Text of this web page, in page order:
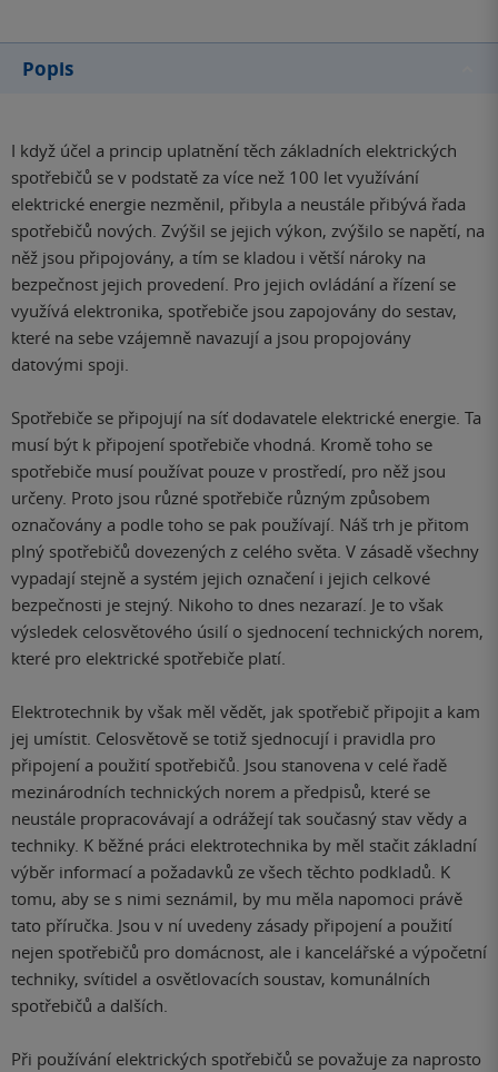
Popis
I když účel a princip uplatnění těch základních elektrických
spotřebičů se v podstatě za více než 100 let využívání
elektrické energie nezměnil, přibyla a neustále přibývá řada
spotřebičů nových. Zvýšil se jejich výkon, zvýšilo se napětí, na
něž jsou připojovány, a tím se kladou i větší nároky na
bezpečnost jejich provedení. Pro jejich ovládání a řízení se
využívá elektronika, spotřebiče jsou zapojovány do sestav,
které na sebe vzájemně navazují a jsou propojovány
datovými spoji.
Spotřebiče se připojují na síť dodavatele elektrické energie. Ta
musí být k připojení spotřebiče vhodná. Kromě toho se
spotřebiče musí používat pouze v prostředí, pro něž jsou
určeny. Proto jsou různé spotřebiče různým způsobem
označovány a podle toho se pak používají. Náš trh je přitom
plný spotřebičů dovezených z celého světa. V zásadě všechny
vypadají stejně a systém jejich označení i jejich celkové
bezpečnosti je stejný. Nikoho to dnes nezarazí. Je to však
výsledek celosvětového úsilí o sjednocení technických norem,
které pro elektrické spotřebiče platí.
Elektrotechnik by však měl vědět, jak spotřebič připojit a kam
jej umístit. Celosvětově se totiž sjednocují i pravidla pro
připojení a použití spotřebičů. Jsou stanovena v celé řadě
mezinárodních technických norem a předpisů, které se
neustále propracovávají a odrážejí tak současný stav vědy a
techniky. K běžné práci elektrotechnika by měl stačit základní
výběr informací a požadavků ze všech těchto podkladů. K
tomu, aby se s nimi seznámil, by mu měla napomoci právě
tato příručka. Jsou v ní uvedeny zásady připojení a použití
nejen spotřebičů pro domácnost, ale i kancelářské a výpočetní
techniky, svítidel a osvětlovacích soustav, komunálních
spotřebičů a dalších.
Při používání elektrických spotřebičů se považuje za naprosto